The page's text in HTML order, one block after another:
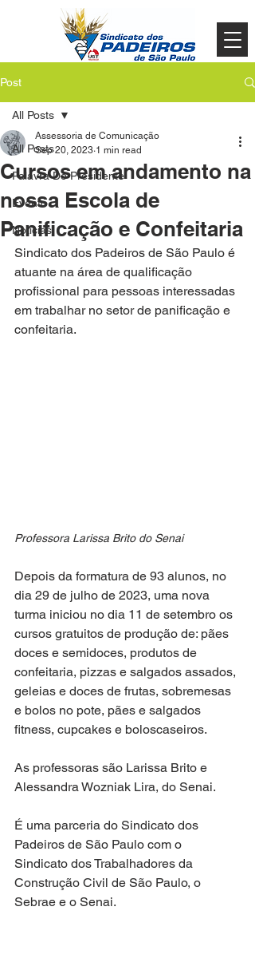
Post
All Posts
Palavra Do Presidente
Evento
Noticias
All Posts
Cursos em andamento na
nossa Escola de
Panificação e Confeitaria
Assessoria de Comunicação
Sep 20, 2023 1 min read
Sindicato dos Padeiros de São Paulo é
atuante na área de qualificação
profissional para pessoas interessadas
em trabalhar no setor de panificação e
confeitaria.
Professora Larissa Brito do Senai
Depois da formatura de 93 alunos, no
dia 29 de julho de 2023, uma nova
turma iniciou no dia 11 de setembro os
cursos gratuitos de produção de: pães
doces e semidoces, produtos de
confeitaria, pizzas e salgados assados,
geleias e doces de frutas, sobremesas
e bolos no pote, pães e salgados
fitness, cupcakes e boloscaseiros.
As professoras são Larissa Brito e
Alessandra Wozniak Lira, do Senai.
É uma parceria do Sindicato dos
Padeiros de São Paulo com o
Sindicato dos Trabalhadores da
Construção Civil de São Paulo, o
Sebrae e o Senai.